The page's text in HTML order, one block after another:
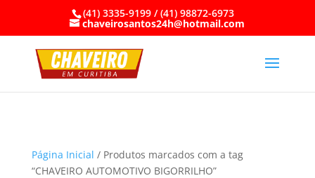
(41) 3335-9199 / (41) 98872-6973
chaveirosantos24h@hotmail.com
Página Inicial / Produtos marcados com a tag
“CHAVEIRO AUTOMOTIVO BIGORRILHO”